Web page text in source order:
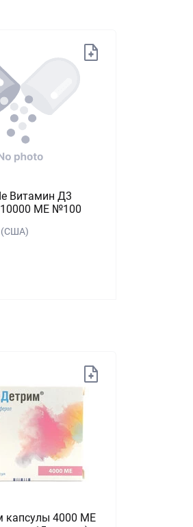
Витамин Д3
МЕ №100
(США)
капсулы 4000 МЕ